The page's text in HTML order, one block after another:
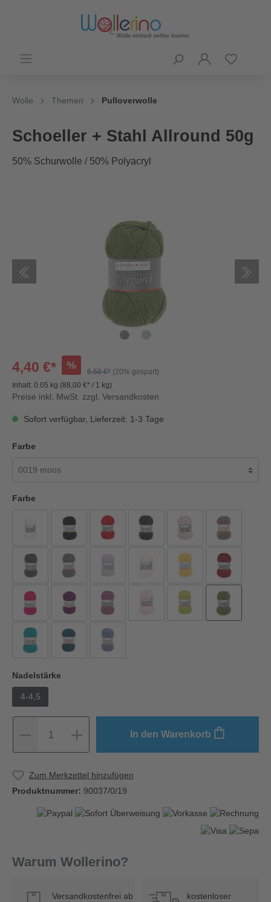
Wolle Themen Pulloverwolle
Schoeller + Stahl Allround 50g
50% Schurwolle / 50% Polyacryl
4,40 €* %
5,50 €* (20% gespart)
Inhalt: 0.05 kg (88,00 €* / 1 kg)
Preise inkl. MwSt. zzgl. Versandkosten
Sofort verfügbar, Lieferzeit: 1-3 Tage
Farbe
Farbe
Nadelstärke
4-4,5
1 In den Warenkorb
Zum Merkzettel hinzufügen
Produktnummer: 90037/0/19
Warum Wollerino?
Versandkostenfrei ab
kostenloser